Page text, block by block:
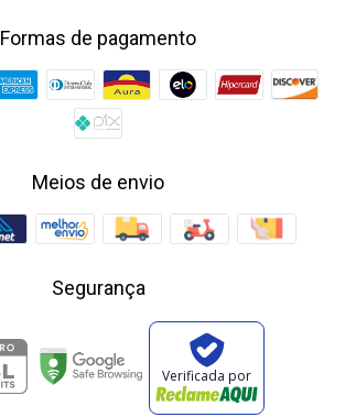
Formas de pagamento
Meios de envio
Segurança
Verificada por